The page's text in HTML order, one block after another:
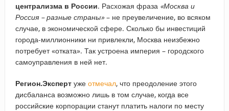
централизма в России. Расхожая фраза «Москва и
Россия – разные страны»– не преувеличение, во всяком
случае, в экономической сфере. Сколько бы инвестиций
города-миллионники ни привлекли, Москва неизбежно
потребует «отката». Так устроена империя – городского
самоуправления в ней нет.
Регион.Экспертуже отмечал, что преодоление этого
дисбаланса возможно лишь в том случае, когда все
российские корпорации станут платить налоги по месту